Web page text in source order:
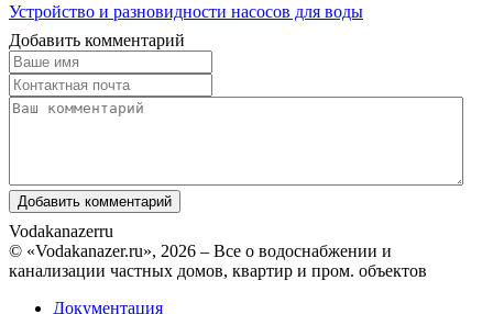
Устройство и разновидности насосов для воды
Добавить комментарий
Vodakanazerru
© «Vodakanazer.ru», 2026 – Все о водоснабжении и
канализации частных домов, квартир и пром. объектов
Документация